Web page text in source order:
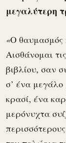
μεγαλύτερη
«Ο θαυμασμός
Αισθάνομαι
βιβλίου, σαν
σ’ ένα
κρασί, ένα
μερόνυχτα